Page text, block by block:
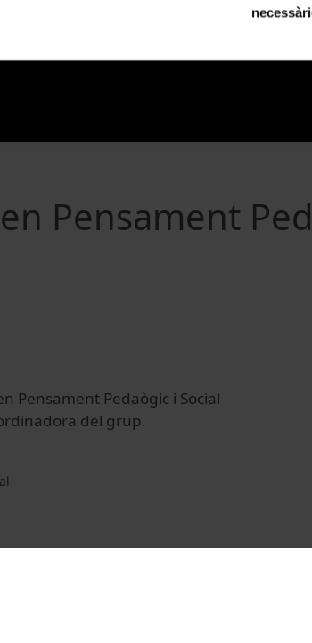
Pensament
Pensament Pedaògic i Social
del grup.